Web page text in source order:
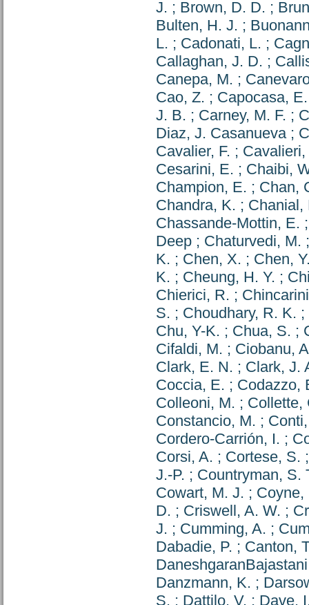
J. ; Brown, D. D. ;
Bulten, H. J. ;
L. ; Cadonati, L. ;
Callaghan, J. D. ;
Canepa, M. ;
Cao, Z. ; Capocasa, E.
J. B. ; Carney, M. F. ;
Diaz, J. Casanueva;
Cavalier, F. ; Cavalieri,
Cesarini, E. ; Chaibi,
Champion, E. ; Chan,
Chandra, K. ; Chanial,
Chassande-Mottin, E.
Deep ; Chaturvedi, M.
K. ; Chen, X. ; Chen,
K. ; Cheung, H. Y. ;
Chierici, R. ;
S. ; Choudhary, R. K. ;
Chu, Y-K. ; Chua, S. ;
Cifaldi, M. ; Ciobanu,
Clark, E. N. ; Clark, J.
Coccia, E. ; Codazzo,
Colleoni, M. ; Collette,
Constancio, M. ;
Cordero-Carrión, I. ;
Corsi, A. ; Cortese, S.
J.-P. ; Countryman, S.
Cowart, M. J. ; Coyne,
D. ; Criswell, A. W. ;
J. ; Cumming, A. ;
Dabadie, P. ; Canton,
Danzmann, K. ;
S. ; Dattilo, V. ; Dave,